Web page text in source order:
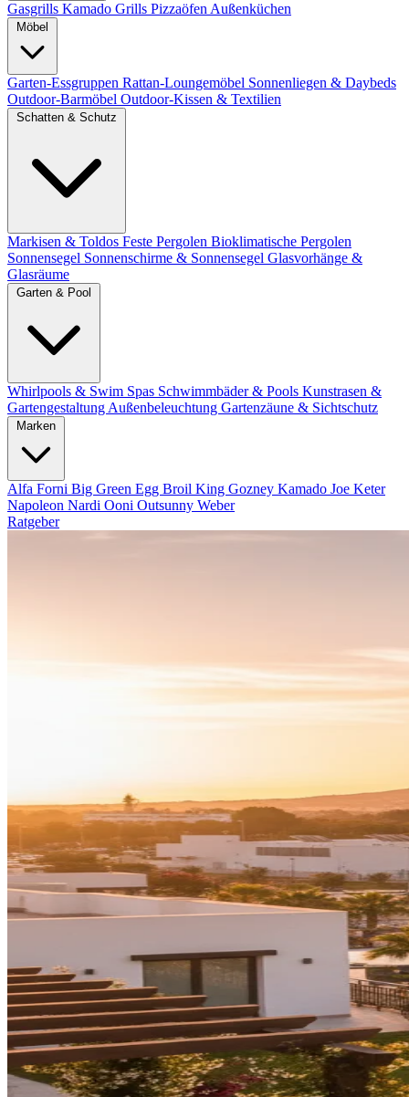
Gasgrills Kamado Grills Pizzaöfen Außenküchen
Garten-Essgruppen Rattan-Loungemöbel Sonnenliegen & Daybeds
Outdoor-Barmöbel Outdoor-Kissen & Textilien
Markisen & Toldos Feste Pergolen Bioklimatische Pergolen
Sonnensegel Sonnenschirme & Sonnensegel Glasvorhänge &
Glasräume
Whirlpools & Swim Spas Schwimmbäder & Pools Kunstrasen &
Gartengestaltung Außenbeleuchtung Gartenzäune & Sichtschutz
Alfa Forni Big Green Egg Broil King Gozney Kamado Joe Keter
Napoleon Nardi Ooni Outsunny Weber
Ratgeber